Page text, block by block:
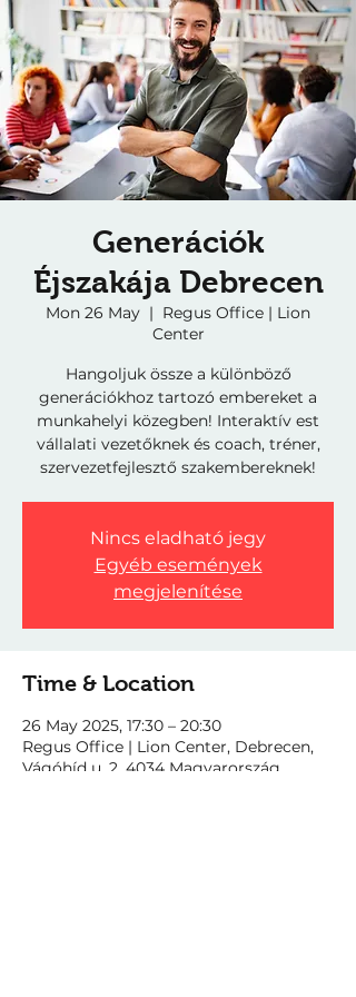
Generációk
Éjszakája Debrecen
Mon 26 May
  |
Regus Office | Lion
Center
Hangoljuk össze a különböző
generációkhoz tartozó embereket a
munkahelyi közegben! Interaktív est
vállalati vezetőknek és coach, tréner,
szervezetfejlesztő szakembereknek!
Nincs eladható jegy
Egyéb események
megjelenítése
Time & Location
26 May 2025, 17:30 – 20:30
Regus Office | Lion Center, Debrecen,
Vágóhíd u. 2, 4034 Magyarország